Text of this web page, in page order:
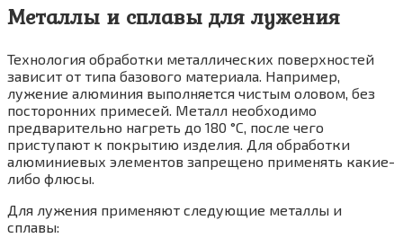
Металлы и сплавы для лужения
Технология обработки металлических поверхностей
зависит от типа базового материала. Например,
лужение алюминия выполняется чистым оловом, без
посторонних примесей. Металл необходимо
предварительно нагреть до 180 °C, после чего
приступают к покрытию изделия. Для обработки
алюминиевых элементов запрещено применять какие-
либо флюсы.
Для лужения применяют следующие металлы и
сплавы: